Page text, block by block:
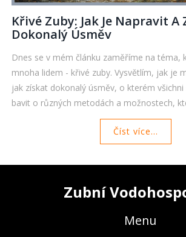
Křivé Zuby: Jak Je Napravit A
Dokonalý Úsměv
Dnes se v mém článku zaměříme na téma,
mnoha lidem - křivé zuby. Vysvětlím, jak je
jak získat dokonalý úsměv, o kterém
bavit o různých metodách a možnostech,
ortodontie nabízí. Protože, přiznejme si, nic
když se můžeme bez ostychu a plní
pojďme na to společně a podívejme se, co
křivých zubů udělat pro náš úsměv.
Číst více...
Zubní
Menu